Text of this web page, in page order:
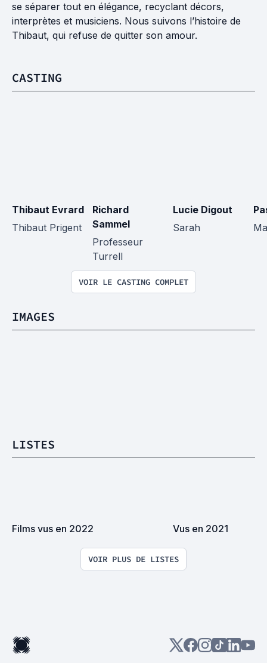
se séparer tout en élégance, recyclant décors,
interprètes et musiciens. Nous suivons l’histoire de
Thibaut, qui refuse de quitter son amour.
CASTING
Thibaut Evrard
Thibaut Prigent
Richard
Sammel
Professeur
Turrell
Lucie Digout
Sarah
VOIR LE CASTING COMPLET
IMAGES
LISTES
Films vus en 2022 Vus en 2021
VOIR PLUS DE LISTES